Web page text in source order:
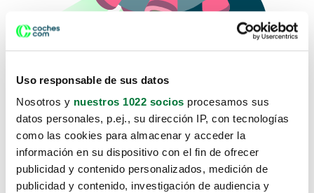
Uso responsable de sus datos
Nosotros y nuestros 1022 socios procesamos sus
datos personales, p.ej., su dirección IP, con tecnologías
como las cookies para almacenar y acceder la
información en su dispositivo con el fin de ofrecer
publicidad y contenido personalizados, medición de
publicidad y contenido, investigación de audiencia y
Lo sentimos, no sabemos como
te hemos traido hasta aquí.